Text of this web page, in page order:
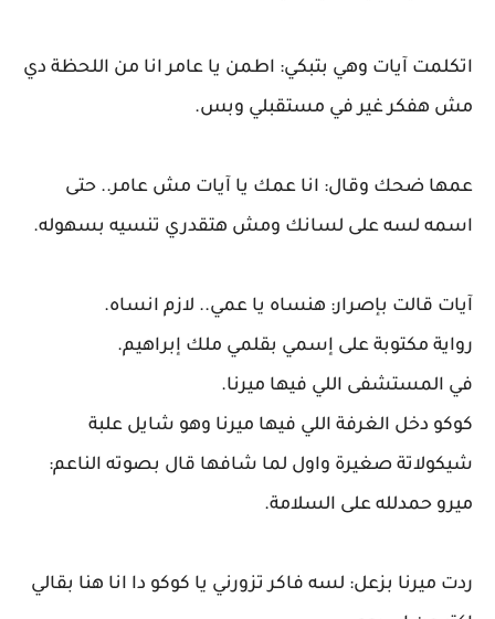
اتكلمت آيات وهي بتبكي: اطمن يا عامر انا من اللحظة دي
مش هفكر غير في مستقبلي وبس.
عمها ضحك وقال: انا عمك يا آيات مش عامر.. حتى
اسمه لسه على لسانك ومش هتقدري تنسيه بسهوله.
آيات قالت بإصرار: هنساه يا عمي.. لازم انساه.
رواية مكتوبة على إسمي بقلمي ملك إبراهيم.
في المستشفى اللي فيها ميرنا.
كوكو دخل الغرفة اللي فيها ميرنا وهو شايل علبة
شيكولاتة صغيرة واول لما شافها قال بصوته الناعم:
ميرو حمدلله على السلامة.
ردت ميرنا بزعل: لسه فاكر تزورني يا كوكو دا انا هنا بقالي